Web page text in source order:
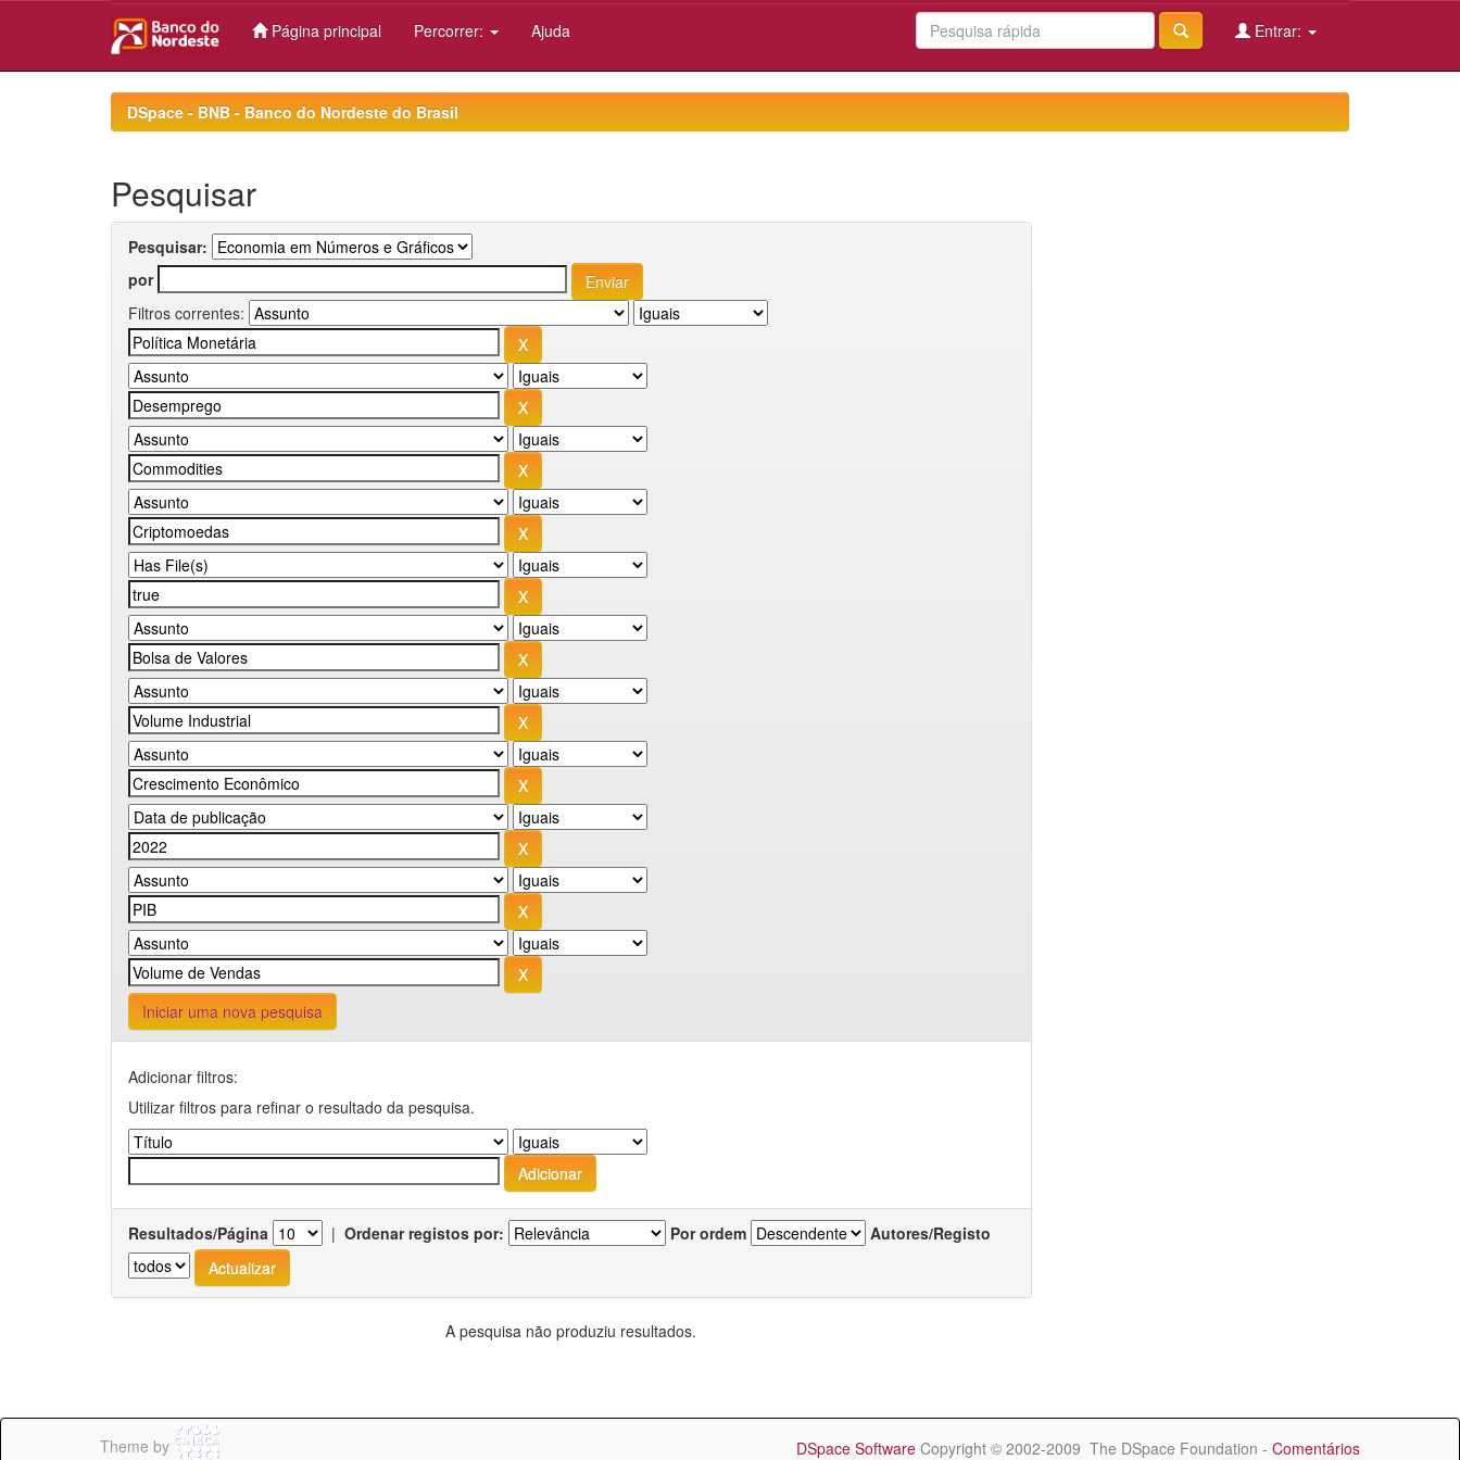
Página principal Percorrer: Ajuda Entrar:
DSpace - BNB - Banco do Nordeste do Brasil
Pesquisar
Pesquisar:
por
Filtros correntes:
Iniciar uma nova pesquisa
Adicionar filtros:
Utilizar filtros para refinar o resultado da pesquisa.
Resultados/Página | Ordenar registos por: Por ordem Autores/Registo
A pesquisa não produziu resultados.
Theme by DSpace Software Copyright © 2002-2009 The DSpace Foundation - Comentários